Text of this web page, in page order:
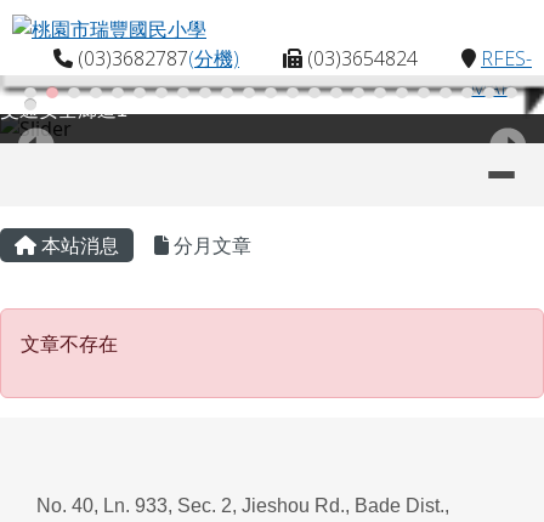
跳至主內容區
桃園市瑞豐國民小學
(03)3682787(分機) (03)3654824
RFES-
MAP
交通安全廊道1
主內容區域
本站消息 分月文章
文章不存在
文章不存在
頁尾區域
No. 40, Ln. 933, Sec. 2, Jieshou Rd., Bade Dist.,